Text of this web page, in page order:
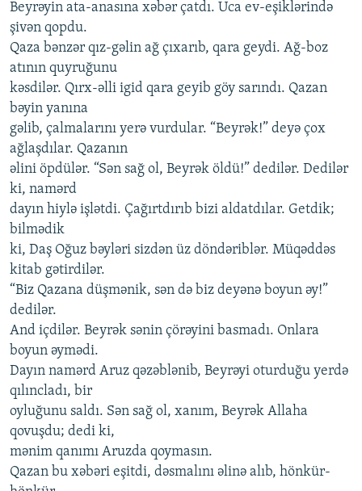
Beyrəyin ata-anasına xəbər çatdı. Uca ev-eşiklərində
şivən qopdu.
Qaza bənzər qız-gəlin ağ çıxarıb, qara geydi. Ağ-boz
atının quyruğunu
kəsdilər. Qırx-əlli igid qara geyib göy sarındı. Qazan
bəyin yanına
gəlib, çalmalarını yerə vurdular. “Beyrək!” deyə çox
ağlaşdılar. Qazanın
əlini öpdülər. “Sən sağ ol, Beyrək öldü!” dedilər. Dedilər
ki, namərd
dayın hiylə işlətdi. Çağırtdırıb bizi aldatdılar. Getdik;
bilmədik
ki, Daş Oğuz bəyləri sizdən üz döndəriblər. Müqəddəs
kitab gətirdilər.
“Biz Qazana düşmənik, sən də biz deyənə boyun əy!”
dedilər.
And içdilər. Beyrək sənin çörəyini basmadı. Onlara
boyun əymədi.
Dayın namərd Aruz qəzəblənib, Beyrəyi oturduğu yerdə
qılıncladı, bir
oyluğunu saldı. Sən sağ ol, xanım, Beyrək Allaha
qovuşdu; dedi ki,
mənim qanımı Aruzda qoymasın.
Qazan bu xəbəri eşitdi, dəsmalını əlinə alıb, hönkür-